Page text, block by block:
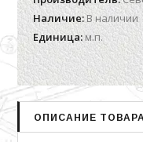
Наличие:В наличии
Единица:м.п.
ОПИСАНИЕ